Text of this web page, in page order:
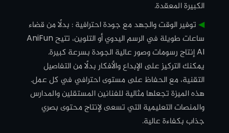
الكبيرة المعقدة.
◀︎توفير الوقت والجهد مع جودة احترافية : بدلًا من قضاء
ساعات طويلة في الرسم اليدوي أو التلوين، تتيح AniFun
AI إنتاج رسومات وصور عالية الجودة بسرعة كبيرة.
يمكنك التركيز على الإبداع والأفكار بدلًا من التفاصيل
التقنية، مع الحفاظ على مستوى احترافي في كل عمل.
هذه الميزة تجعلها مثالية للفنانين المستقلين والمدارس
والمنصات التعليمية التي تسعى لإنتاج محتوى بصري
جذاب بكفاءة عالية.